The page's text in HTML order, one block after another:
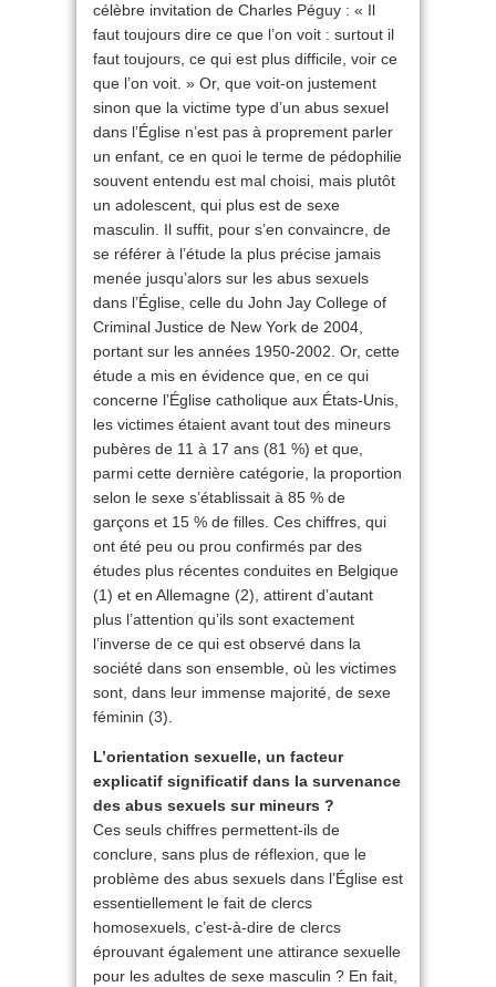
célèbre invitation de Charles Péguy : « Il
faut toujours dire ce que l’on voit : surtout il
faut toujours, ce qui est plus difficile, voir ce
que l’on voit. » Or, que voit-on justement
sinon que la victime type d’un abus sexuel
dans l’Église n’est pas à proprement parler
un enfant, ce en quoi le terme de pédophilie
souvent entendu est mal choisi, mais plutôt
un adolescent, qui plus est de sexe
masculin. Il suffit, pour s’en convaincre, de
se référer à l’étude la plus précise jamais
menée jusqu’alors sur les abus sexuels
dans l’Église, celle du John Jay College of
Criminal Justice de New York de 2004,
portant sur les années 1950-2002. Or, cette
étude a mis en évidence que, en ce qui
concerne l’Église catholique aux États-Unis,
les victimes étaient avant tout des mineurs
pubères de 11 à 17 ans (81 %) et que,
parmi cette dernière catégorie, la proportion
selon le sexe s’établissait à 85 % de
garçons et 15 % de filles. Ces chiffres, qui
ont été peu ou prou confirmés par des
études plus récentes conduites en Belgique
(1) et en Allemagne (2), attirent d’autant
plus l’attention qu’ils sont exactement
l’inverse de ce qui est observé dans la
société dans son ensemble, où les victimes
sont, dans leur immense majorité, de sexe
féminin (3).
L’orientation sexuelle, un facteur
explicatif significatif dans la survenance
des abus sexuels sur mineurs ?
Ces seuls chiffres permettent-ils de
conclure, sans plus de réflexion, que le
problème des abus sexuels dans l’Église est
essentiellement le fait de clercs
homosexuels, c’est-à-dire de clercs
éprouvant également une attirance sexuelle
pour les adultes de sexe masculin ? En fait,